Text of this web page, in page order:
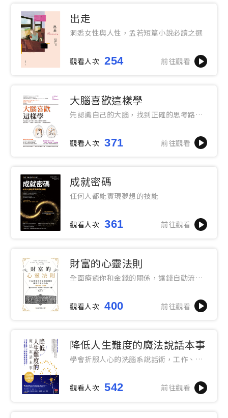
出走
洞悉女性與人性，孟若短篇小說必讀之選
觀看人次 254 前往觀看
大腦喜歡這樣學
先認識自己的大腦，找到正確的思考路
觀看人次 371 前往觀看
成就密碼
任何人都能實現夢想的技能
觀看人次 361 前往觀看
財富的心靈法則
全面療癒你和金錢的關係，讓錢自動流向
觀看人次 400 前往觀看
降低人生難度的魔法說話本事
學會折服人心的洗腦系說話術，工作、談
觀看人次 542 前往觀看